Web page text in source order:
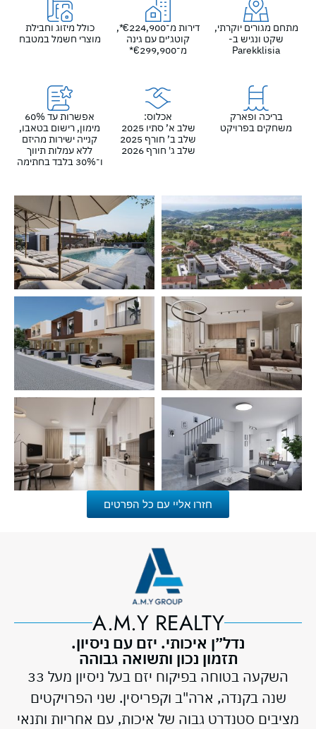
מתחם מגורים יוקרתי,
שקט ונגיש ב-
Parekklisia
דירות מ־€224,900*,
קוטג׳ים עם גינה
מ־€299,900*
כולל מיזוג וחבילת
מוצרי חשמל במטבח
בריכה ופארק
משחקים בפרויקט
אכלוס:
שלב א’ סתיו 2025
שלב ב’ חורף 2025
שלב ג' חורף 2026
אפשרות עד 60%
מימון, רישום בטאבו,
קנייה ישירות מהיזם
ללא עמלות תיווך
ו־30% בלבד בחתימה
חזרו אליי עם כל הפרטים
A.M.Y REALTY
נדל״ן איכותי. יזם עם ניסיון.
תזמון נכון ותשואה גבוהה
השקעה בטוחה בפיקוח יזם בעל ניסיון מעל 33
שנה בקנדה, ארה"ב וקפריסין. שני הפרויקטים
מציבים סטנדרט גבוה של איכות, עם אחריות ותנאי